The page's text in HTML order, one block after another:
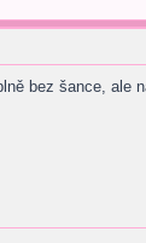
bez šance, ale